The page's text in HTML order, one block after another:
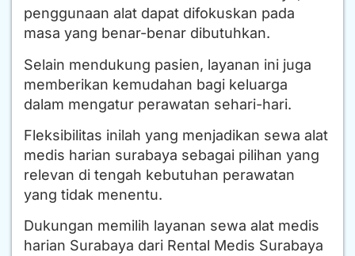
penggunaan alat dapat difokuskan pada
masa yang benar-benar dibutuhkan.
Selain mendukung pasien, layanan ini juga
memberikan kemudahan bagi keluarga
dalam mengatur perawatan sehari-hari.
Fleksibilitas inilah yang menjadikan sewa alat
medis harian surabaya sebagai pilihan yang
relevan di tengah kebutuhan perawatan
yang tidak menentu.
Dukungan memilih layanan sewa alat medis
harian Surabaya dari Rental Medis Surabaya